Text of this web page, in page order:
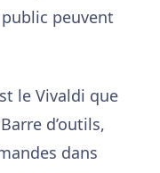
peuvent
le Vivaldi que
d’outils,
dans